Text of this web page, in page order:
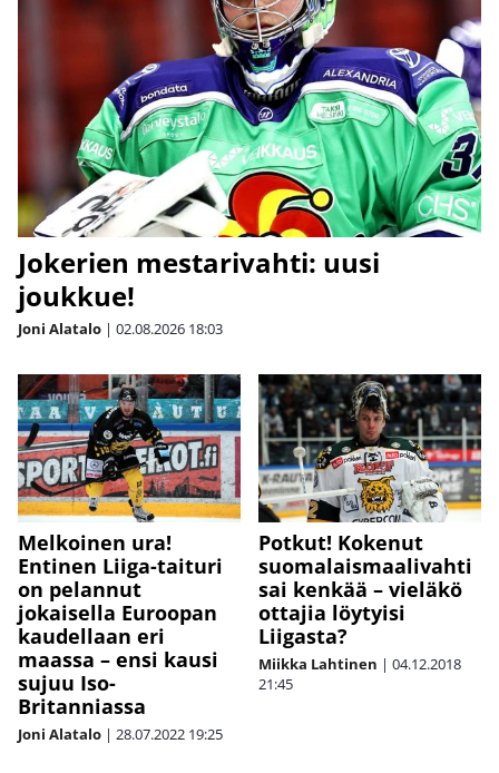
Jokerien mestarivahti: uusi
joukkue!
Joni Alatalo | 02.08.2026 18:03
Melkoinen ura!
Entinen Liiga-taituri
on pelannut
jokaisella Euroopan
kaudellaan eri
maassa – ensi kausi
sujuu Iso-
Britanniassa
Joni Alatalo | 28.07.2022 19:25
Potkut! Kokenut
suomalaismaalivahti
sai kenkää – vieläkö
ottajia löytyisi
Liigasta?
Miikka Lahtinen | 04.12.2018
21:45